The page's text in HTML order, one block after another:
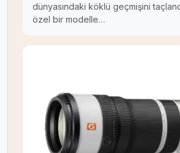
dünyasındaki köklü geçmişini
özel bir modelle…